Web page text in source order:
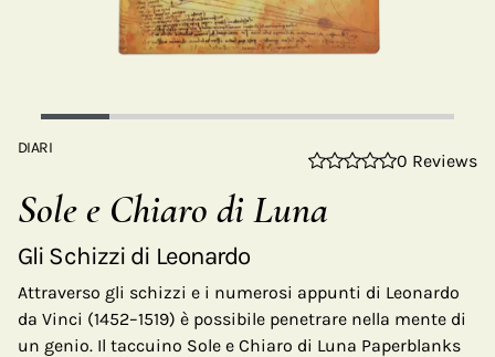
DIARI
0 Reviews
Sole e Chiaro di Luna
Gli Schizzi di Leonardo
Attraverso gli schizzi e i numerosi appunti di Leonardo
da Vinci (1452–1519) è possibile penetrare nella mente di
un genio. Il taccuino Sole e Chiaro di Luna Paperblanks